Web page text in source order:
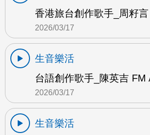
香港旅台創作歌手_周籽
2026/03/17
生音樂活
台語創作歌手_陳英吉 FM
2026/03/17
生音樂活